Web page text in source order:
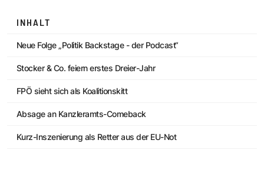
INHALT
Neue Folge „Politik Backstage - der Podcast“
Stocker & Co. feiern erstes Dreier-Jahr
FPÖ sieht sich als Koalitionskitt
Absage an Kanzleramts-Comeback
Kurz-Inszenierung als Retter aus der EU-Not